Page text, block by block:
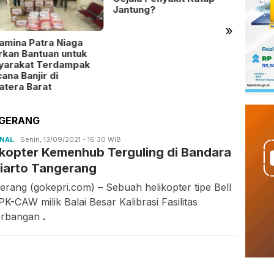
»
Patra Niaga
Bantuan untuk
Terdampak
Banjir di
Barat
Jantung?
120
Candra
Gunawan
Senin, 13/09/2021 - 16:30 WIB
Kemenhub Terguling di Bandara
Tangerang
(gokepri.com) – Sebuah helikopter tipe Bell
CAW milik Balai Besar Kalibrasi Fasilitas
.